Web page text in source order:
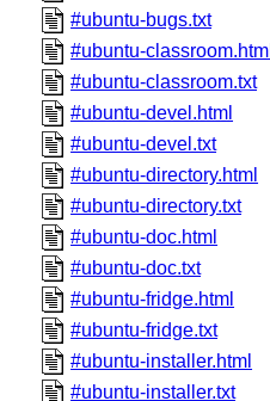
#ubuntu-bugs.txt
#ubuntu-classroom.html
#ubuntu-classroom.txt
#ubuntu-devel.html
#ubuntu-devel.txt
#ubuntu-directory.html
#ubuntu-directory.txt
#ubuntu-doc.html
#ubuntu-doc.txt
#ubuntu-fridge.html
#ubuntu-fridge.txt
#ubuntu-installer.html
#ubuntu-installer.txt